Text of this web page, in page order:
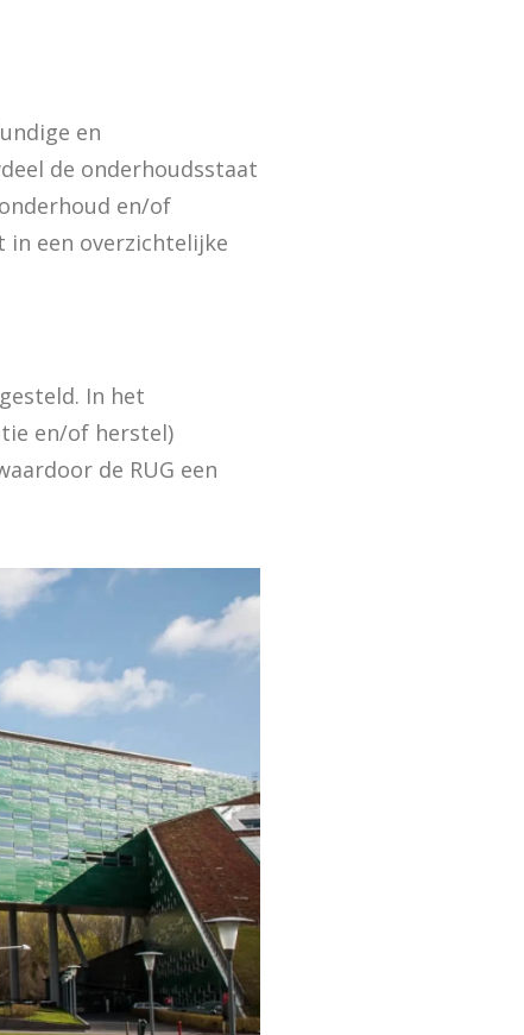
en
de onderhoudsstaat
en/of
in een overzichtelijke
In het
en/of herstel)
de RUG een